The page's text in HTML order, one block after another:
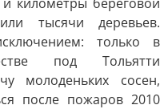
тысячи деревьев.
только в
под Тольятти
молоденьких сосен,
после пожаров 2010